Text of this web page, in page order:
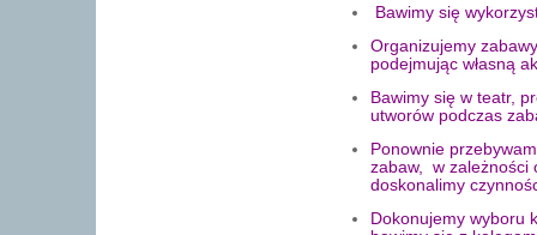
Bawimy się
Organizujemy
podejmując własną
Bawimy się w teatr,
utworów podczas
Ponownie
zabaw, w zależności
doskonalimy
Dokonujemy wyboru